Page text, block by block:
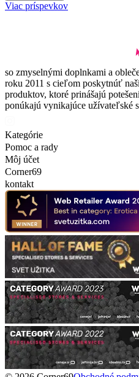
Viac príspevkov
so zmyselnými doplnkami a
roku 2011 s cieľom poskytnúť
produktov, ktoré prinášajú
ponúkajú vynikajúce užívateľské
Kategórie
Pomoc a rady
Môj účet
Corner69
kontakt